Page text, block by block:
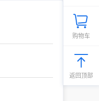
购物车
返回顶部